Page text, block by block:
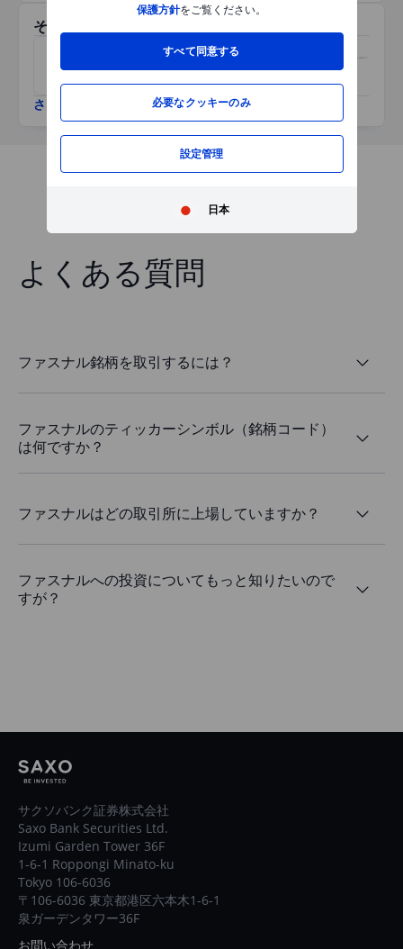
保護方針をご覧ください。
すべて同意する
必要なクッキーのみ
設定管理
日本
その他関連銘柄
オライリー・オートモーティ
ブ
さらに表示
よくある質問
ファスナル銘柄を取引するには？
ファスナルのティッカーシンボル（銘柄コード）
は何ですか？
ファスナルはどの取引所に上場していますか？
ファスナルへの投資についてもっと知りたいので
すが？
サクソバンク証券株式会社
Saxo Bank Securities Ltd.
Izumi Garden Tower 36F
1-6-1 Roppongi Minato-ku
Tokyo 106-6036
〒106-6036 東京都港区六本木1-6-1
泉ガーデンタワー36F
お問い合わせ